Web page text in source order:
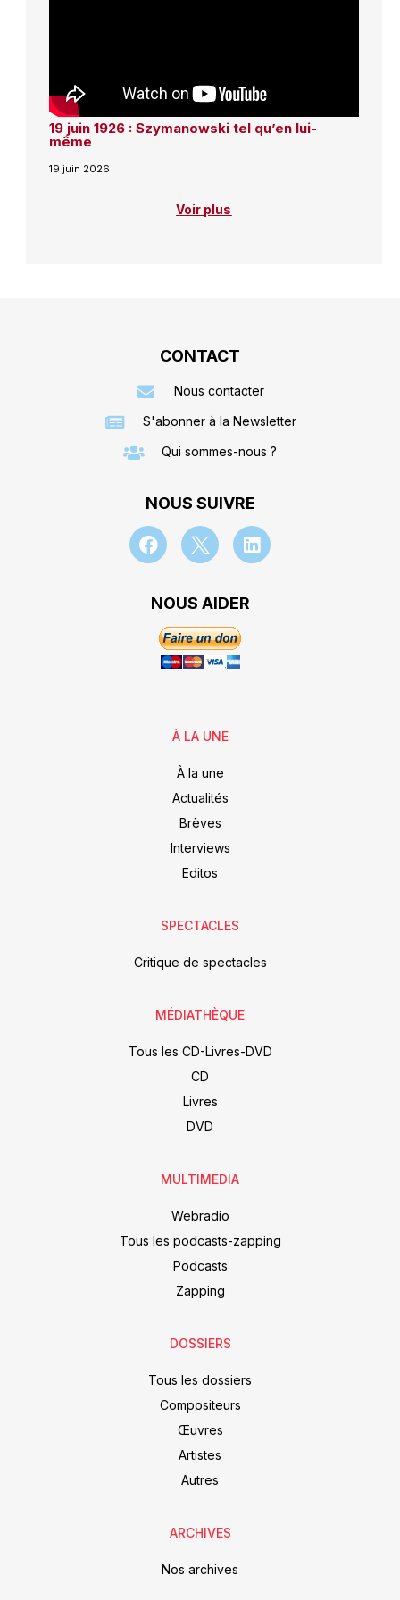
19 juin 1926 : Szymanowski tel qu’en lui-
même
19 juin 2026
Voir plus
CONTACT
Nous contacter
S'abonner à la Newsletter
Qui sommes-nous ?
NOUS SUIVRE
NOUS AIDER
À LA UNE
À la une
Actualités
Brèves
Interviews
Editos
SPECTACLES
Critique de spectacles
MÉDIATHÈQUE
Tous les CD-Livres-DVD
CD
Livres
DVD
MULTIMEDIA
Webradio
Tous les podcasts-zapping
Podcasts
Zapping
DOSSIERS
Tous les dossiers
Compositeurs
Œuvres
Artistes
Autres
ARCHIVES
Nos archives